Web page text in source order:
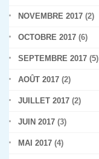
NOVEMBRE 2017 (2)
OCTOBRE 2017 (6)
SEPTEMBRE 2017 (5)
AOÛT 2017 (2)
JUILLET 2017 (2)
JUIN 2017 (3)
MAI 2017 (4)